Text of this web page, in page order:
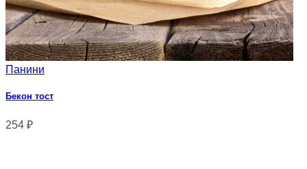
Панини
Бекон тост
254 ₽